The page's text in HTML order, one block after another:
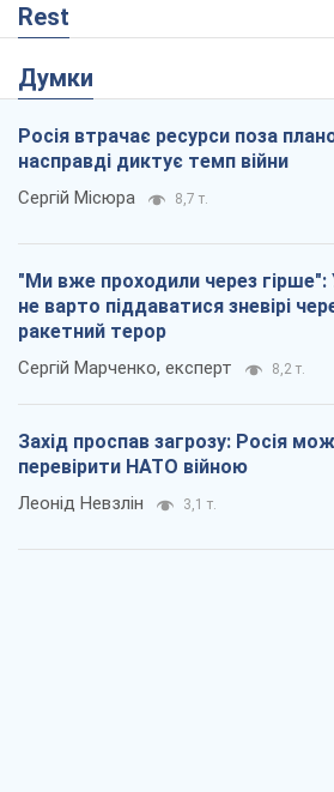
Rest
Думки
Росія втрачає ресурси поза
насправді диктує темп війни
Сергій Місюра 8,7 т.
"Ми вже проходили через гірше":
не варто піддаватися зневірі
ракетний терор
Сергій Марченко, експерт 8,2 т.
Захід проспав загрозу: Росія
перевірити НАТО війною
Леонід Невзлін 3,1 т.